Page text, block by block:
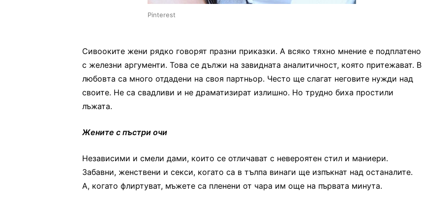
Pinterest
Сивооките жени рядко говорят празни приказки. А всяко тяхно мнение е подплатено
с железни аргументи. Това се дължи на завидната аналитичност, която притежават. В
любовта са много отдадени на своя партньор. Често ще слагат неговите нужди над
своите. Не са свадливи и не драматизират излишно. Но трудно биха простили
лъжата.
Жените с пъстри очи
Независими и смели дами, които се отличават с невероятен стил и маниери.
Забавни, женствени и секси, когато са в тълпа винаги ще изпъкнат над останалите.
А, когато флиртуват, мъжете са пленени от чара им още на първата минута.